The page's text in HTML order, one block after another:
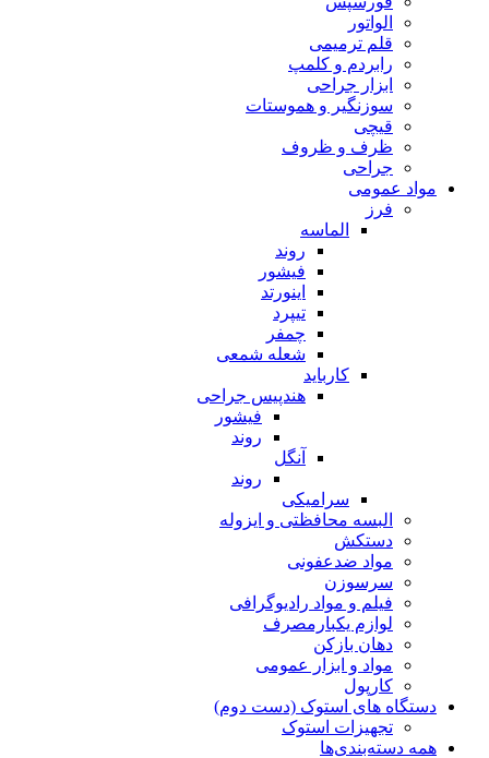
الواتور
قلم ترمیمی
رابردم و کلمپ
ابزار جراحی
سوزنگیر و هموستات
قیچی
ظرف و ظروف
جراحی
مواد عمومی
فرز
الماسه
روند
فیشور
اینورتد
تیپرد
چمفر
شعله شمعی
کارباید
هندپیس جراحی
فیشور
روند
آنگل
روند
سرامیکی
البسه محافظتی و ایزوله
دستکش
مواد ضدعفونی
سرسوزن
فیلم و مواد رادیوگرافی
لوازم یکبارمصرف
دهان بازکن
مواد و ابزار عمومی
کارپول
دستگاه های استوک (دست دوم)
تجهیزات استوک
همه دسته‌بندی‌ها